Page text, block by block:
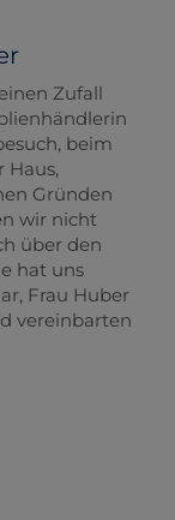
Zufall
beim
Haus,
Gründen
wir nicht
über den
hat uns
Frau Huber
vereinbarten